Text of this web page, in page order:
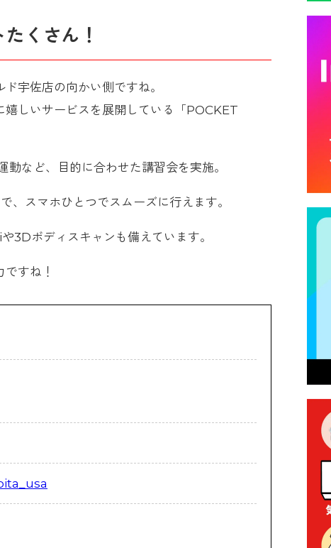
くさん！
宇佐店の向かい側ですね。
しいサービスを展開している「POCKET
動など、目的に合わせた講習会を実施。
、スマホひとつでスムーズに行えます。
3Dボディスキャンも備えています。
すね！